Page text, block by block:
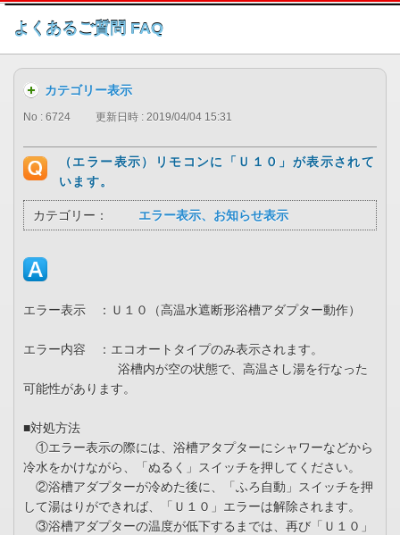
このページの本文へ
よくあるご質問 FAQ
カテゴリー表示
No : 6724 更新日時 : 2019/04/04 15:31
（エラー表示）リモコンに「Ｕ１０」が表示されて
います。
カテゴリー： エラー表示、お知らせ表示
エラー表示 ：Ｕ１０（高温水遮断形浴槽アダプター動作）
エラー内容 ：エコオートタイプのみ表示されます。
浴槽内が空の状態で、高温さし湯を行なった
可能性があります。
■対処方法
①エラー表示の際には、浴槽アタプターにシャワーなどから
冷水をかけながら、「ぬるく」スイッチを押してください。
②浴槽アダプターが冷めた後に、「ふろ自動」スイッチを押
して湯はりができれば、「Ｕ１０」エラーは解除されます。
③浴槽アダプターの温度が低下するまでは、再び「Ｕ１０」